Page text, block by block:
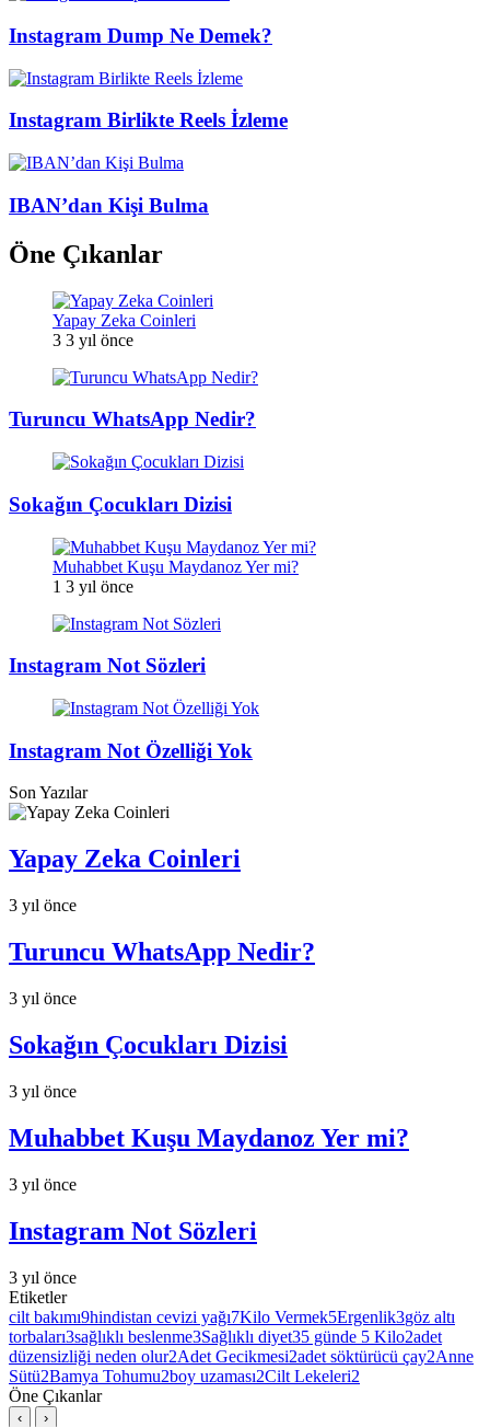
Instagram Dump Ne Demek?
Instagram Birlikte Reels İzleme
IBAN’dan Kişi Bulma
Öne Çıkanlar
Yapay Zeka Coinleri
3 3 yıl önce
Turuncu WhatsApp Nedir?
Sokağın Çocukları Dizisi
Muhabbet Kuşu Maydanoz Yer mi?
1 3 yıl önce
Instagram Not Sözleri
Instagram Not Özelliği Yok
Son Yazılar
Yapay Zeka Coinleri
3 yıl önce
Turuncu WhatsApp Nedir?
3 yıl önce
Sokağın Çocukları Dizisi
3 yıl önce
Muhabbet Kuşu Maydanoz Yer mi?
3 yıl önce
Instagram Not Sözleri
3 yıl önce
Etiketler
cilt bakımı9hindistan cevizi yağı7Kilo Vermek5Ergenlik3göz altı
torbaları3sağlıklı beslenme3Sağlıklı diyet35 günde 5 Kilo2adet
düzensizliği neden olur2Adet Gecikmesi2adet söktürücü çay2Anne
Sütü2Bamya Tohumu2boy uzaması2Cilt Lekeleri2
Öne Çıkanlar
‹ ›